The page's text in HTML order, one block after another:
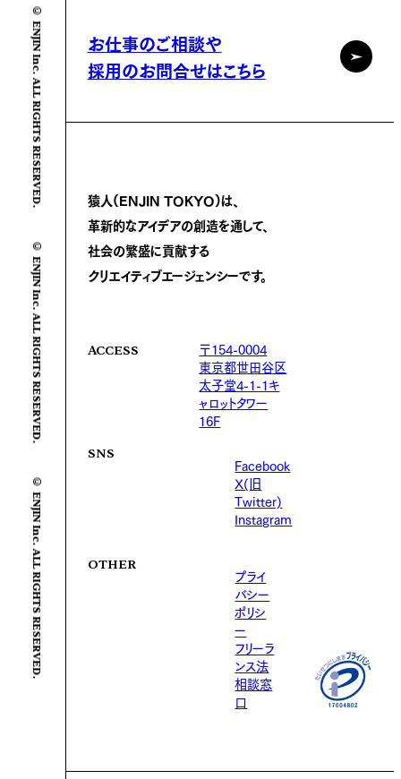
© ENJIN Inc. ALL RIGHTS RESERVED.
© ENJIN Inc. ALL RIGHTS RESERVED.
© ENJIN Inc. ALL RIGHTS RESERVED.
お仕事のご相談や
採用のお問合せはこちら
猿人(ENJIN TOKYO)は、
革新的なアイデアの創造を通して、
社会の繁盛に貢献する
クリエイティブエージェンシーです。
ACCESS
〒154-0004
東京都世田谷区
太子堂4-1-1キ
ャロットタワー
16F
SNS
Facebook
X(旧
Twitter)
Instagram
OTHER
プライ
バシー
ポリシ
ー
フリーラ
ンス法
相談窓
口